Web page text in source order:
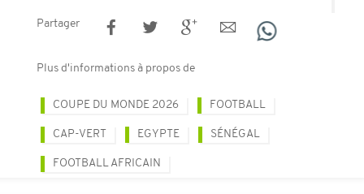
Partager
Plus d'informations à propos de
COUPE DU MONDE 2026 FOOTBALL
CAP-VERT EGYPTE SÉNÉGAL
FOOTBALL AFRICAIN